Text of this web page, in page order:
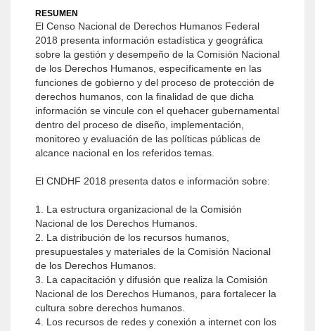
RESUMEN
El Censo Nacional de Derechos Humanos Federal
2018 presenta información estadística y geográfica
sobre la gestión y desempeño de la Comisión Nacional
de los Derechos Humanos, específicamente en las
funciones de gobierno y del proceso de protección de
derechos humanos, con la finalidad de que dicha
información se vincule con el quehacer gubernamental
dentro del proceso de diseño, implementación,
monitoreo y evaluación de las políticas públicas de
alcance nacional en los referidos temas.
El CNDHF 2018 presenta datos e información sobre:
1. La estructura organizacional de la Comisión
Nacional de los Derechos Humanos.
2. La distribución de los recursos humanos,
presupuestales y materiales de la Comisión Nacional
de los Derechos Humanos.
3. La capacitación y difusión que realiza la Comisión
Nacional de los Derechos Humanos, para fortalecer la
cultura sobre derechos humanos.
4. Los recursos de redes y conexión a internet con los